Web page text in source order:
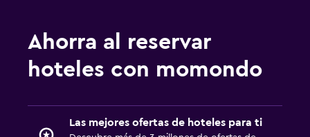
Ahorra al reservar
hoteles con momondo
Las mejores ofertas de hoteles para ti